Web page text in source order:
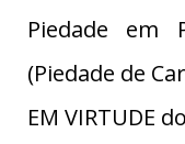
Piedade em
(Piedade de
EM VIRTUDE